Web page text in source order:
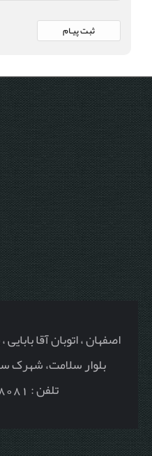
اصفهان ، اتوبان آقا
بلوار سلامت، شهرک
تلفن : 35548081 - 031